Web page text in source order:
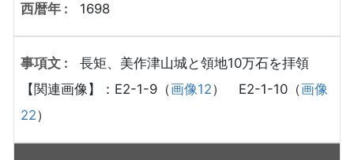
1698
長矩、美作津山城と領地10万石を拝領
【関連画像】：E2-1-9（画像12） E2-1-10（画像
22）